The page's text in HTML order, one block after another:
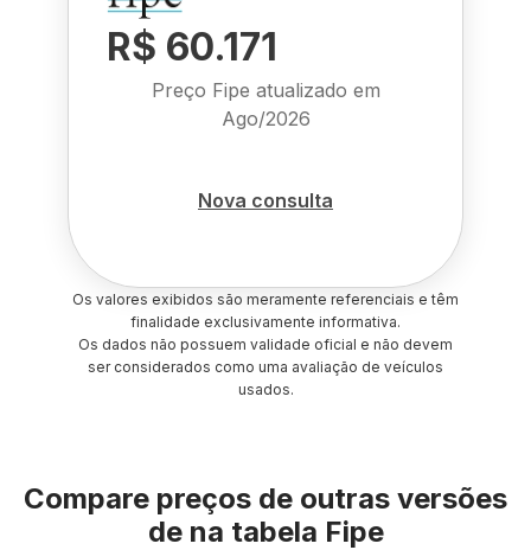
R$ 60.171
Preço Fipe atualizado em
Ago/2026
Nova consulta
Os valores exibidos são meramente referenciais e têm
finalidade exclusivamente informativa.
Os dados não possuem validade oficial e não devem
ser considerados como uma avaliação de veículos
usados.
Compare preços de outras versões
de na tabela Fipe